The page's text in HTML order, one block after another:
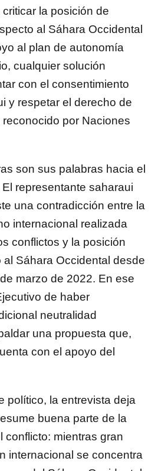
la posición de
al Sáhara Occidental
al plan de autonomía
cualquier solución
con el consentimiento
y respetar el derecho de
por Naciones
son sus palabras hacia el
representante saharaui
una contradicción entre la
internacional realizada
conflictos y la posición
Sáhara Occidental desde
marzo de 2022. En ese
de haber
neutralidad
una propuesta que,
con el apoyo del
político, la entrevista deja
buena parte de la
conflicto: mientras gran
internacional se concentra